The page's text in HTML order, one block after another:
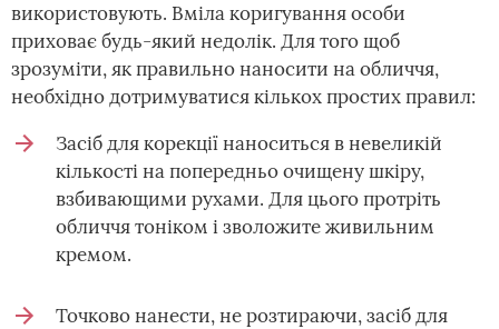
використовують. Вміла коригування особи
приховає будь-який недолік. Для того щоб
зрозуміти, як правильно наносити на обличчя,
необхідно дотримуватися кількох простих правил:
Засіб для корекції наноситься в невеликій
кількості на попередньо очищену шкіру,
взбивающими рухами. Для цього протріть
обличчя тоніком і зволожите живильним
кремом.
Точково нанести, не розтираючи, засіб для